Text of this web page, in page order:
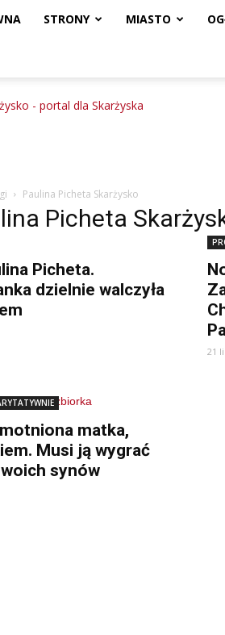
STRONY MIASTO
Paulina Picheta Skarżysko
Picheta
Picheta.
dzielnie walczyła
21
matka,
Musi ją wygrać
synów